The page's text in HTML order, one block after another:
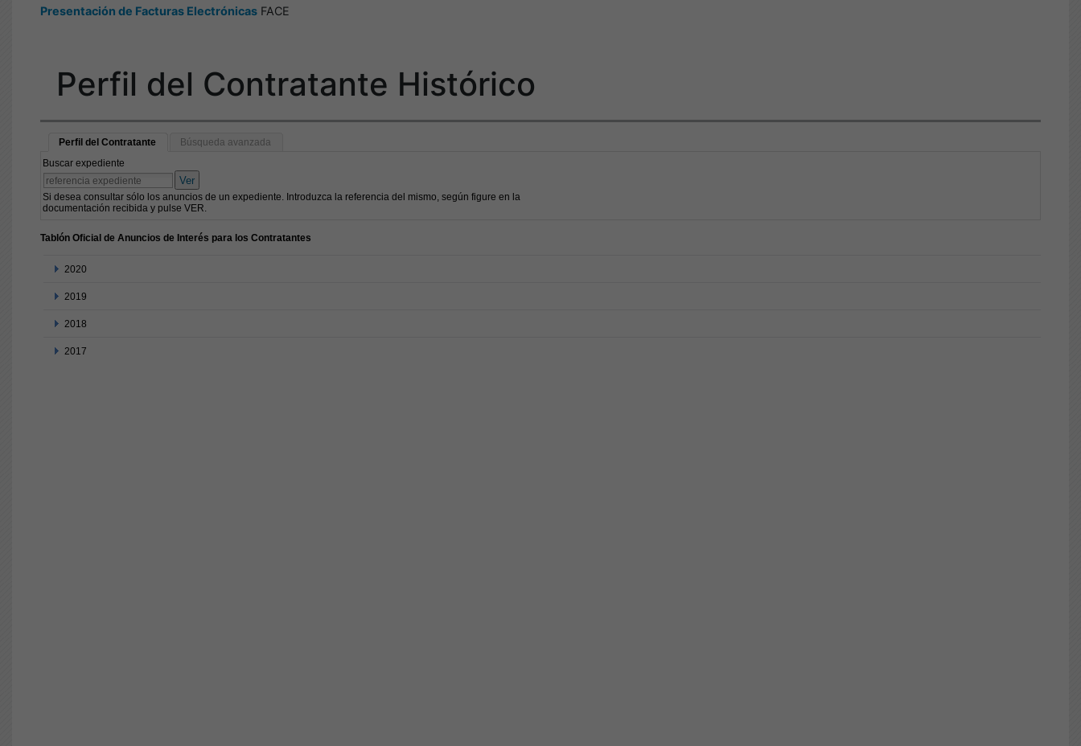
Presentación de Facturas Electrónicas FACE
Perfil del Contratante Histórico